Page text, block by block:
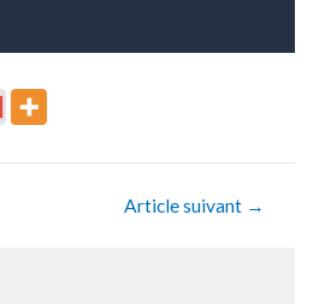
Article suivant →